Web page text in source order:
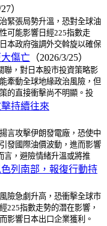
）
緊張局勢升溫，恐對全球油
可能影響日經225指數走
本政府強調外交斡旋以確保
傷亡 （2026/3/25）
聯，對日本股市投資策略影
牽動全球地緣政治風險，但
的直接衝擊尚不明顯。投
持續往來
言攻擊伊朗發電廠，恐使中
發國際油價波動，進而影響
言，避險情緒升溫或將推
列南部，報復行動持
險急劇升高，恐衝擊全球市
225指數走勢的潛在影響，
影響日本出口企業獲利。